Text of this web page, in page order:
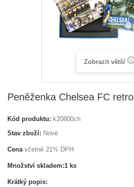
Zobrazit větší
Peněženka Chelsea FC retro
Kód produktu: k20800ch
Stav zboží: Nové
Cena včetně 21% DPH
Množství skladem:1 ks
Krátký popis: